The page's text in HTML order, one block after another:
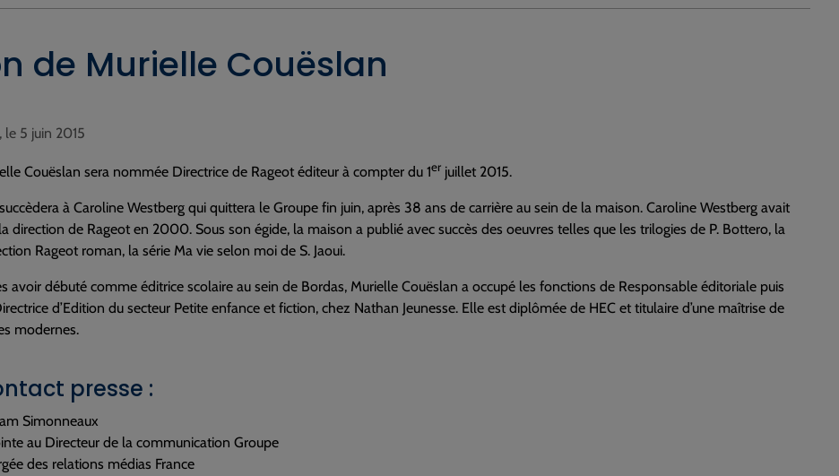
de Murielle Couëslan
le 5 juin 2015
Couëslan sera nommée Directrice de Rageot éditeur à compter du 1er juillet 2015.
à Caroline Westberg qui quittera le Groupe fin juin, après 38 ans de carrière au sein de la maison. Caroline Westberg avait
direction de Rageot en 2000. Sous son égide, la maison a publié avec succès des oeuvres telles que les trilogies de P. Bottero, la
Rageot roman, la série Ma vie selon moi de S. Jaoui.
avoir débuté comme éditrice scolaire au sein de Bordas, Murielle Couëslan a occupé les fonctions de Responsable éditoriale puis
d’Edition du secteur Petite enfance et fiction, chez Nathan Jeunesse. Elle est diplômée de HEC et titulaire d’une maîtrise de
modernes.
presse :
Simonneaux
au Directeur de la communication Groupe
des relations médias France